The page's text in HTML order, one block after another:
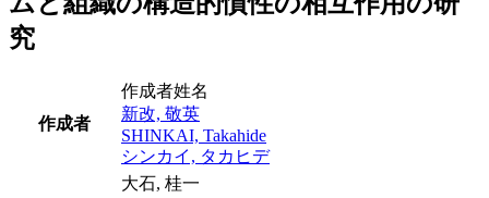
究
作成者
作成者姓名
新改, 敬英
SHINKAI, Takahide
シンカイ, タカヒデ
大石, 桂一